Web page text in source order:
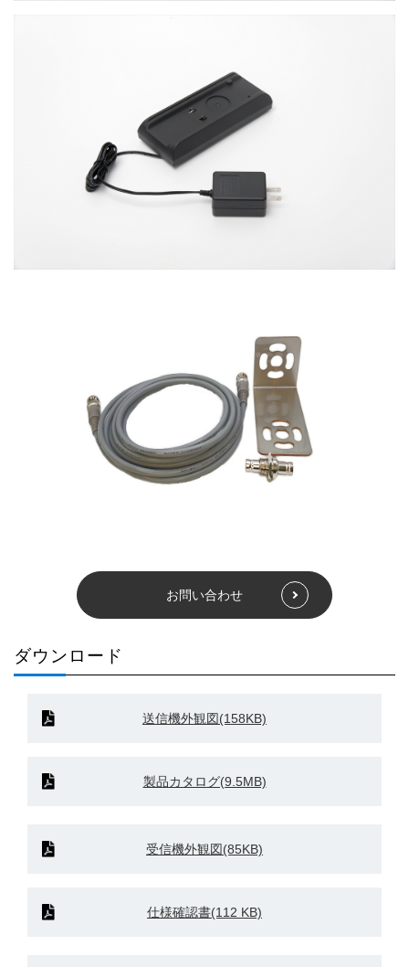
お問い合わせ
ダウンロード
送信機外観図(158KB)
製品カタログ(9.5MB)
受信機外観図(85KB)
仕様確認書(112 KB)